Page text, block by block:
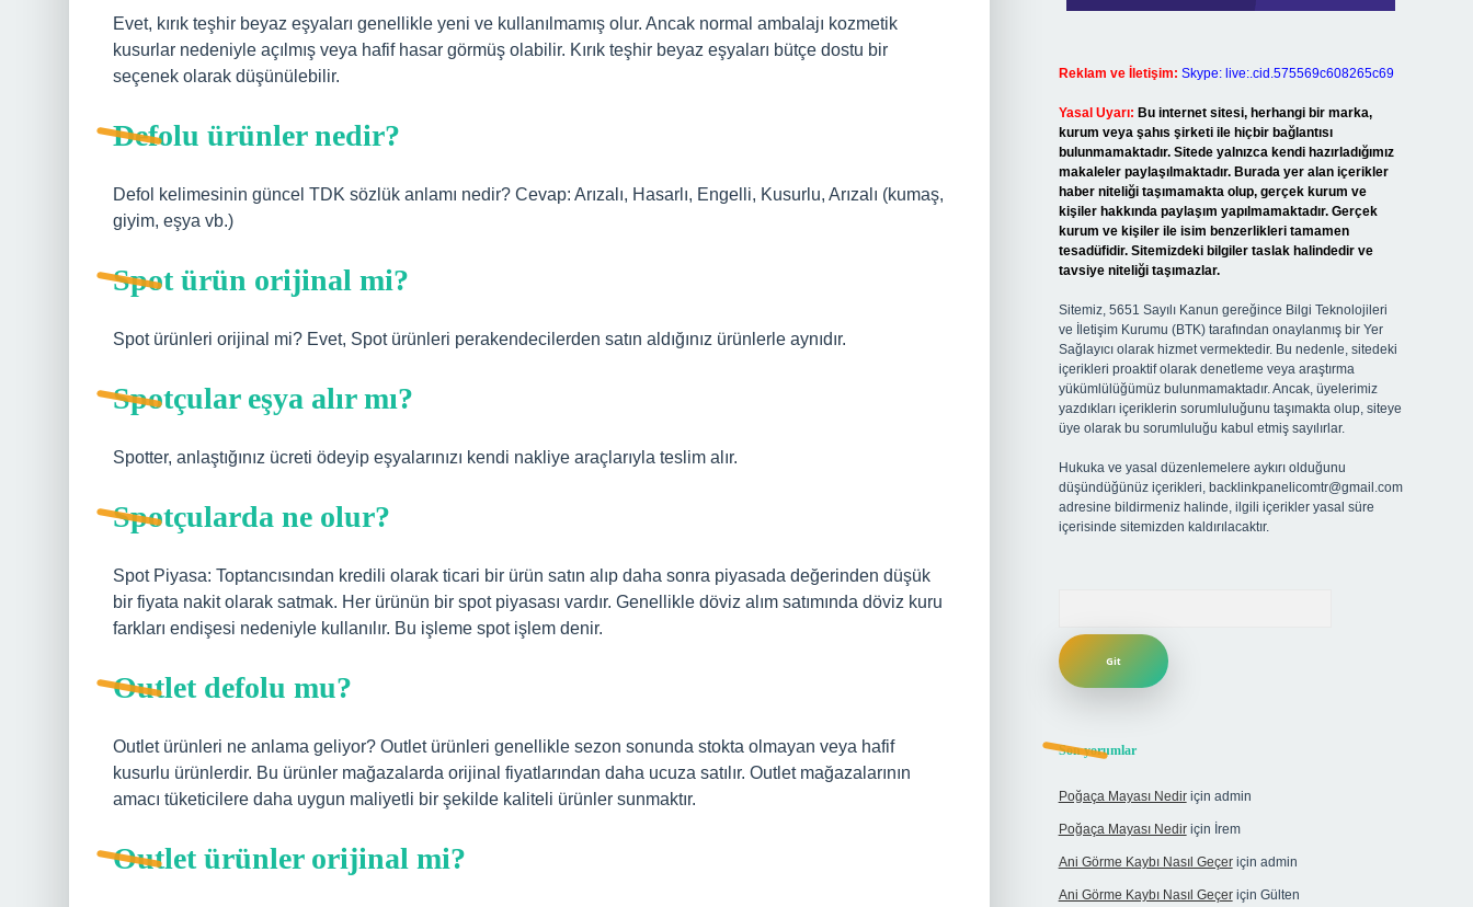
Evet, kırık teşhir beyaz eşyaları genellikle yeni ve kullanılmamış olur. Ancak normal ambalajı kozmetik
kusurlar nedeniyle açılmış veya hafif hasar görmüş olabilir. Kırık teşhir beyaz eşyaları bütçe dostu bir
seçenek olarak düşünülebilir.
Defolu ürünler nedir?
Defol kelimesinin güncel TDK sözlük anlamı nedir? Cevap: Arızalı, Hasarlı, Engelli, Kusurlu, Arızalı (kumaş,
giyim, eşya vb.)
Spot ürün orijinal mi?
Spot ürünleri orijinal mi? Evet, Spot ürünleri perakendecilerden satın aldığınız ürünlerle aynıdır.
Spotçular eşya alır mı?
Spotter, anlaştığınız ücreti ödeyip eşyalarınızı kendi nakliye araçlarıyla teslim alır.
Spotçularda ne olur?
Spot Piyasa: Toptancısından kredili olarak ticari bir ürün satın alıp daha sonra piyasada değerinden düşük
bir fiyata nakit olarak satmak. Her ürünün bir spot piyasası vardır. Genellikle döviz alım satımında döviz kuru
farkları endişesi nedeniyle kullanılır. Bu işleme spot işlem denir.
Outlet defolu mu?
Outlet ürünleri ne anlama geliyor? Outlet ürünleri genellikle sezon sonunda stokta olmayan veya hafif
kusurlu ürünlerdir. Bu ürünler mağazalarda orijinal fiyatlarından daha ucuza satılır. Outlet mağazalarının
amacı tüketicilere daha uygun maliyetli bir şekilde kaliteli ürünler sunmaktır.
Outlet ürünler orijinal mi?
Reklam ve İletişim: Skype: live:.cid.575569c608265c69
Yasal Uyarı: Bu internet sitesi, herhangi bir marka,
kurum veya şahıs şirketi ile hiçbir bağlantısı
bulunmamaktadır. Sitede yalnızca kendi hazırladığımız
makaleler paylaşılmaktadır. Burada yer alan içerikler
haber niteliği taşımamakta olup, gerçek kurum ve
kişiler hakkında paylaşım yapılmamaktadır. Gerçek
kurum ve kişiler ile isim benzerlikleri tamamen
tesadüfidir. Sitemizdeki bilgiler taslak halindedir ve
tavsiye niteliği taşımazlar.
Sitemiz, 5651 Sayılı Kanun gereğince Bilgi Teknolojileri
ve İletişim Kurumu (BTK) tarafından onaylanmış bir Yer
Sağlayıcı olarak hizmet vermektedir. Bu nedenle, sitedeki
içerikleri proaktif olarak denetleme veya araştırma
yükümlülüğümüz bulunmamaktadır. Ancak, üyelerimiz
yazdıkları içeriklerin sorumluluğunu taşımakta olup, siteye
üye olarak bu sorumluluğu kabul etmiş sayılırlar.
Hukuka ve yasal düzenlemelere aykırı olduğunu
düşündüğünüz içerikleri, backlinkpanelicomtr@gmail.com
adresine bildirmeniz halinde, ilgili içerikler yasal süre
içerisinde sitemizden kaldırılacaktır.
Son yorumlar
Poğaça Mayası Nediriçin admin
Poğaça Mayası Nediriçin İrem
Ani Görme Kaybı Nasıl Geçeriçin admin
Ani Görme Kaybı Nasıl Geçeriçin Gülten